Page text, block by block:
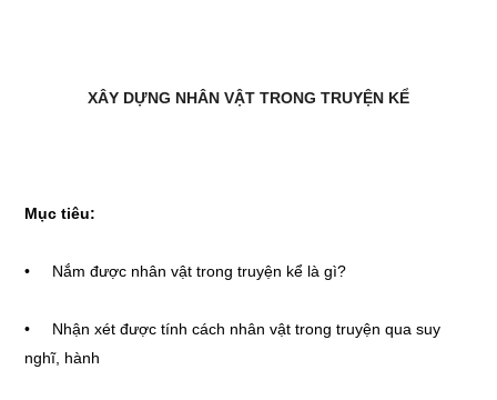
XÂY DỰNG NHÂN VẬT TRONG TRUYỆN KỂ
Mục tiêu:
• Nắm được nhân vật trong truyện kể là gì?
• Nhận xét được tính cách nhân vật trong truyện qua suy
nghĩ, hành